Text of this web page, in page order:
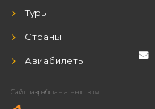
Туры
Страны
Авиабилеты
Сайт разработан агентством